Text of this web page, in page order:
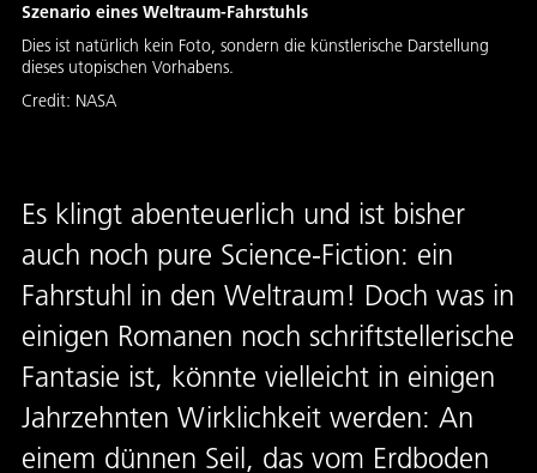
Szenario eines Weltraum-Fahrstuhls
Dies ist natürlich kein Foto, sondern die künstlerische Darstellung
dieses utopischen Vorhabens.
Credit: NASA
Es klingt abenteuerlich und ist bisher
auch noch pure Science-Fiction: ein
Fahrstuhl in den Weltraum! Doch was in
einigen Romanen noch schriftstellerische
Fantasie ist, könnte vielleicht in einigen
Jahrzehnten Wirklichkeit werden: An
einem dünnen Seil, das vom Erdboden